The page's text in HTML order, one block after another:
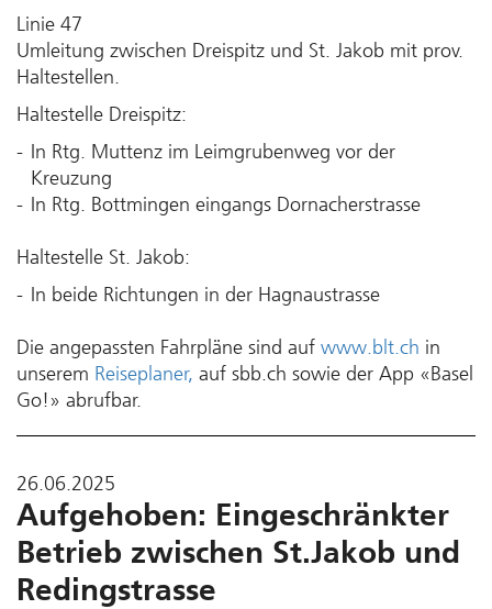
Linie 47
Umleitung zwischen Dreispitz und St. Jakob mit prov.
Haltestellen.
Haltestelle Dreispitz:
In Rtg. Muttenz im Leimgrubenweg vor der
Kreuzung
In Rtg. Bottmingen eingangs Dornacherstrasse
Haltestelle St. Jakob:
In beide Richtungen in der Hagnaustrasse
Die angepassten Fahr­pläne sind auf www.blt.ch in
unserem Reiseplaner, auf sbb.ch sowie der App «Basel
Go!» abrufbar.
26.06.2025
Aufgehoben: Eingeschränkter
Betrieb zwischen St.Jakob und
Redingstrasse